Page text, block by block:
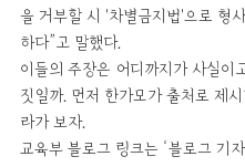
을 거부할 시 '차별금지법'으로 형
하다”고 말했다.
이들의 주장은 어디까지가 사실이
짓일까. 먼저 한가모가 출처로 제
라가 보자.
교육부 블로그 링크는 ‘블로그 기